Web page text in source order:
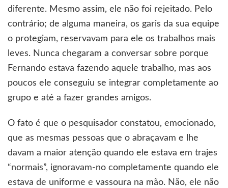
diferente. Mesmo assim, ele não foi rejeitado. Pelo
contrário; de alguma maneira, os garis da sua equipe
o protegiam, reservavam para ele os trabalhos mais
leves. Nunca chegaram a conversar sobre porque
Fernando estava fazendo aquele trabalho, mas aos
poucos ele conseguiu se integrar completamente ao
grupo e até a fazer grandes amigos.
O fato é que o pesquisador constatou, emocionado,
que as mesmas pessoas que o abraçavam e lhe
davam a maior atenção quando ele estava em trajes
“normais”, ignoravam-no completamente quando ele
estava de uniforme e vassoura na mão. Não, ele não